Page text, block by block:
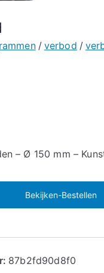
verbod
– Ø 150 mm –
Bekijken-Bestellen
87b2fd90d8f0